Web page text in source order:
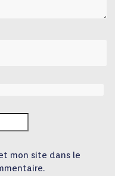
mon site dans le